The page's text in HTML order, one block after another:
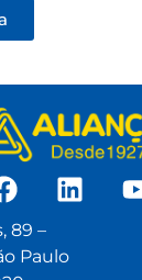
89 –
Paulo